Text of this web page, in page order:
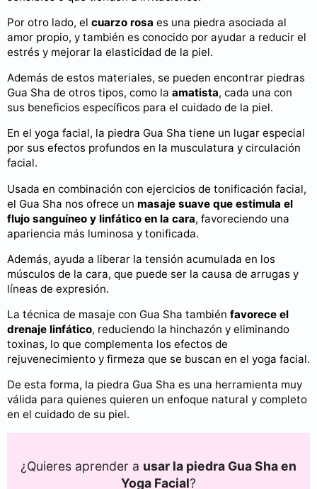
Por otro lado, el cuarzo rosa es una piedra asociada al
amor propio, y también es conocido por ayudar a reducir el
estrés y mejorar la elasticidad de la piel.
Además de estos materiales, se pueden encontrar piedras
Gua Sha de otros tipos, como la amatista, cada una con
sus beneficios específicos para el cuidado de la piel.
En el yoga facial, la piedra Gua Sha tiene un lugar especial
por sus efectos profundos en la musculatura y circulación
facial.
Usada en combinación con ejercicios de tonificación facial,
el Gua Sha nos ofrece un masaje suave que estimula el
flujo sanguíneo y linfático en la cara, favoreciendo una
apariencia más luminosa y tonificada.
Además, ayuda a liberar la tensión acumulada en los
músculos de la cara, que puede ser la causa de arrugas y
líneas de expresión.
La técnica de masaje con Gua Sha también favorece el
drenaje linfático, reduciendo la hinchazón y eliminando
toxinas, lo que complementa los efectos de
rejuvenecimiento y firmeza que se buscan en el yoga facial.
De esta forma, la piedra Gua Sha es una herramienta muy
válida para quienes quieren un enfoque natural y completo
en el cuidado de su piel.
¿Quieres aprender a usar la piedra Gua Sha en
Yoga Facial?